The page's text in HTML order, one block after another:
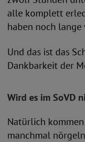
alle komplett
haben noch lange
Und das ist das
Dankbarkeit der
Wird es im SoVD
Natürlich
manchmal